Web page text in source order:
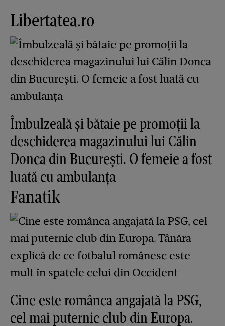
Libertatea.ro
Îmbulzeală și bătaie pe promoții la
deschiderea magazinului lui Călin
Donca din București. O femeie a fost
luată cu ambulanța
Fanatik
Cine este românca angajată la PSG,
cel mai puternic club din Europa.